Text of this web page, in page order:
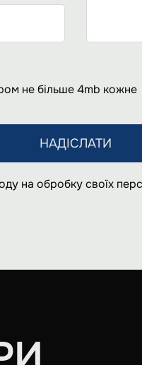
не більше 4mb кожне
НАДІСЛАТИ
на обробку своїх